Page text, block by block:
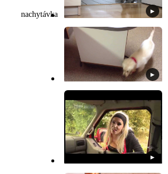
nachytávka ▶
▶
▶